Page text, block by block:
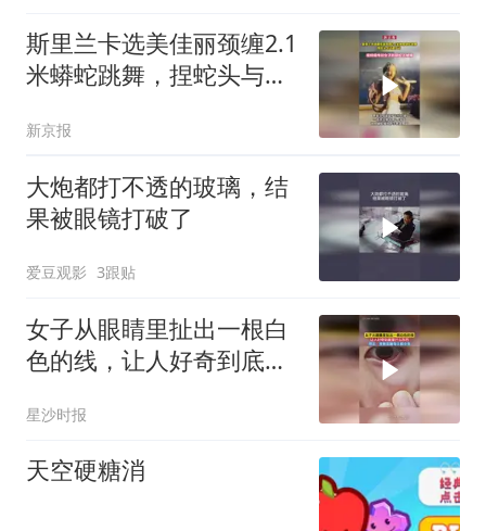
斯里兰卡选美佳丽颈缠2.1
米蟒蛇跳舞，捏蛇头与评
新京报
大炮都打不透的玻璃，结
果被眼镜打破了
爱豆观影 3跟贴
女子从眼睛里扯出一根白
色的线，让人好奇到底是
瞳每天都会有
星沙时报
天空硬糖消